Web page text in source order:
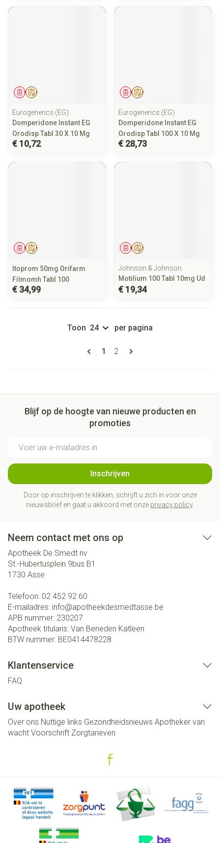
Op voorschrift
Geneesmiddel
Eurogenerics (EG)
Domperidone Instant EG
Orodisp Tabl 30 X 10 Mg
€ 10,72
Op voorschrift
Geneesmiddel
Eurogenerics (EG)
Domperidone Instant EG
Orodisp Tabl 100 X 10 Mg
€ 28,73
Op voorschrift
Geneesmiddel
Itoprom 50mg Orifarm
Filmomh Tabl 100
€ 34,99
Op voorschrift
Geneesmiddel
Johnson & Johnson
Motilium 100 Tabl 10mg Ud
€ 19,34
Pagina's
U lees momenteel pagina
1 Pagina
2
Toon per pagina
Blijf op de hoogte van nieuwe producten en
promoties
Inschrijven
Door op inschrijven te klikken, schrijft u zich in voor onze
nieuwsbrief en gaat u akkoord met onze privacy policy.
Neem contact met ons op
Apotheek De Smedt nv
St.-Hubertusplein 9bus B1
1730 Asse
Telefoon: 02 452 92 60
E-mailadres: info@apotheekdesmedtasse.be
APB nummer: 230207
Apotheek titularis: Van Beneden Katleen
BTW nummer: BE0414478228
Klantenservice
FAQ
Uw apotheek
Over ons Nuttige links Gezondheidsnieuws Apotheker van
wacht Voorschrift Zorgtarieven